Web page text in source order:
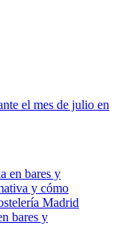
el mes de julio en
bares y